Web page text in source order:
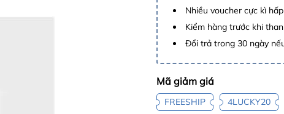
Nhiều voucher cực kì
Kiểm hàng trước khi
Đổi trả trong 30 ngày
Mã giảm giá
FREESHIP 4LUCKY20